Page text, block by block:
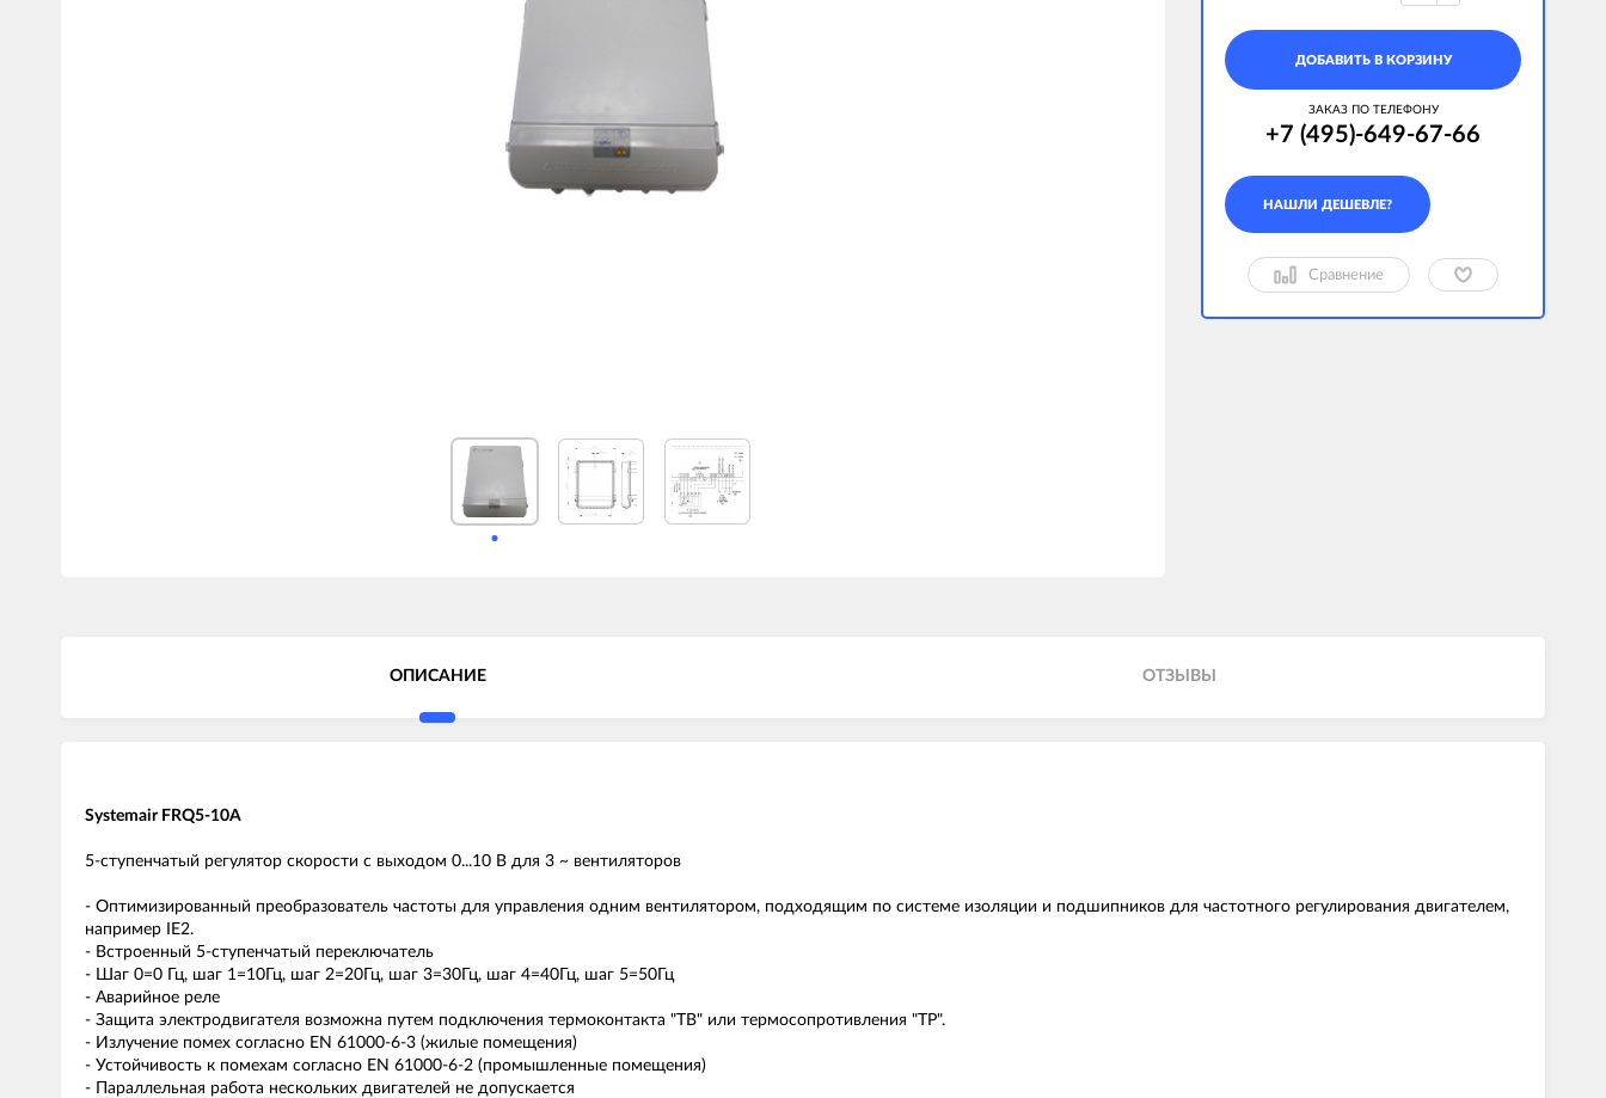
ДОБАВИТЬ В КОРЗИНУ
ЗАКАЗ ПО ТЕЛЕФОНУ
+7 (495)-649-67-66
Сравнение
ОПИСАНИЕ ОТЗЫВЫ
Systemair FRQ5-10A
5-ступенчатый регулятор скорости с выходом 0...10 В для 3 ~ вентиляторов
- Оптимизированный преобразователь частоты для управления одним вентилятором, подходящим по системе изоляции и подшипников для частотного регулирования двигателем,
например IE2.
- Встроенный 5-ступенчатый переключатель
- Шаг 0=0 Гц, шаг 1=10Гц, шаг 2=20Гц, шаг 3=30Гц, шаг 4=40Гц, шаг 5=50Гц
- Аварийное реле
- Защита электродвигателя возможна путем подключения термоконтакта "TВ" или термосопротивления "TP".
- Излучение помех согласно EN 61000-6-3 (жилые помещения)
- Устойчивость к помехам согласно EN 61000-6-2 (промышленные помещения)
- Параллельная работа нескольких двигателей не допускается